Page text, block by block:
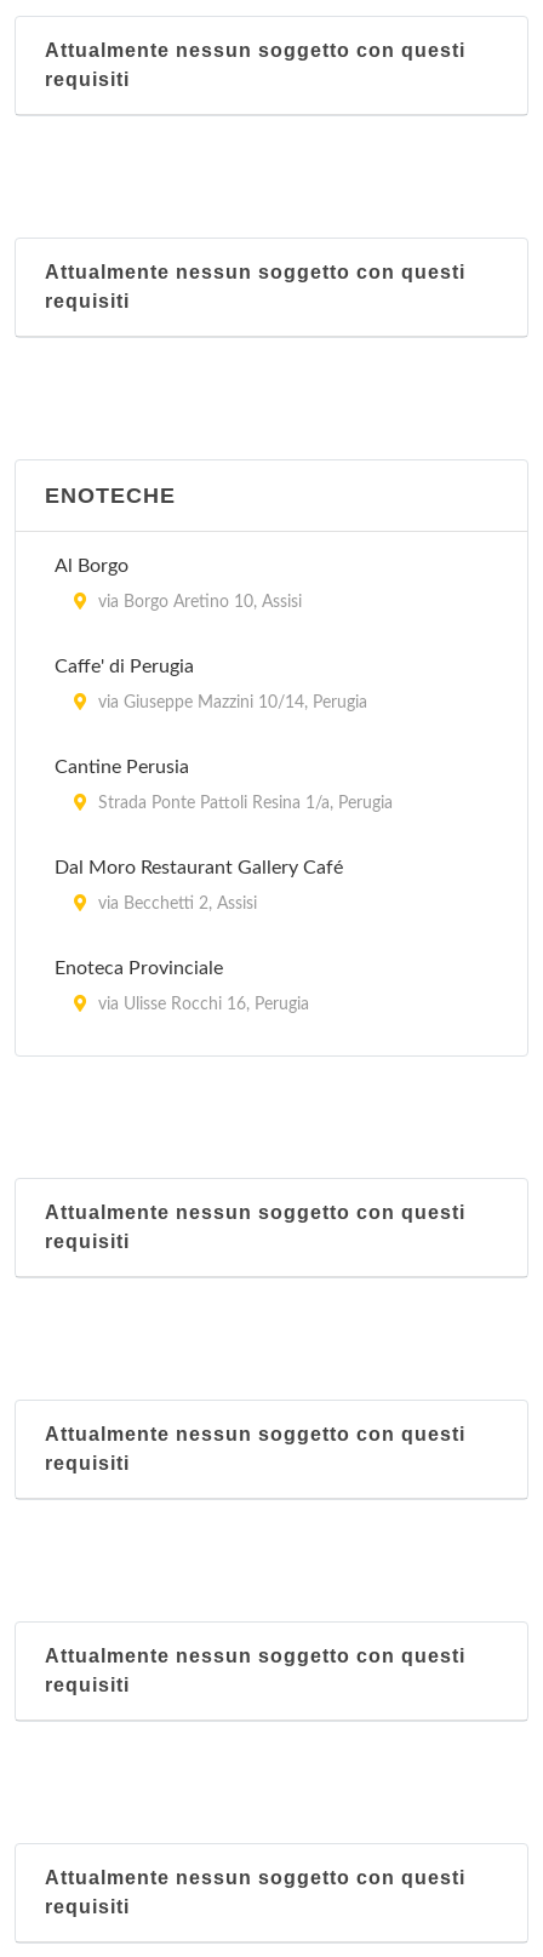
Attualmente nessun soggetto con questi
requisiti
Attualmente nessun soggetto con questi
requisiti
ENOTECHE
Al Borgo
via Borgo Aretino 10, Assisi
Caffe' di Perugia
via Giuseppe Mazzini 10/14, Perugia
Cantine Perusia
Strada Ponte Pattoli Resina 1/a, Perugia
Dal Moro Restaurant Gallery Café
via Becchetti 2, Assisi
Enoteca Provinciale
via Ulisse Rocchi 16, Perugia
via Borgo San Pietro 18/b, Assisi
Attualmente nessun soggetto con questi
requisiti
Attualmente nessun soggetto con questi
requisiti
Attualmente nessun soggetto con questi
requisiti
Attualmente nessun soggetto con questi
requisiti